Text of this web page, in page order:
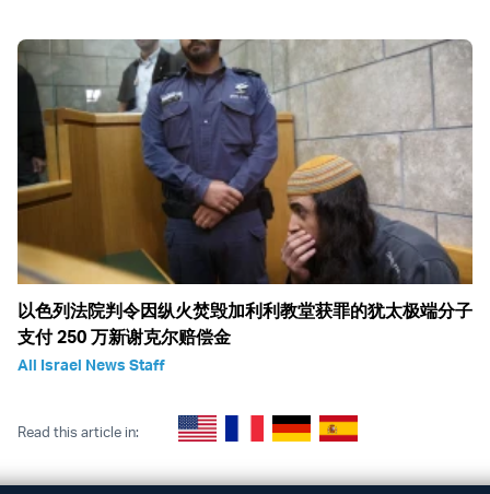
以色列法院判令因纵火焚毁加利利教堂获罪的犹太极端分子
支付 250 万新谢克尔赔偿金
All Israel News Staff
Read this article in: